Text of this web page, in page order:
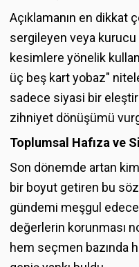
Açıklamanın en dikkat
sergileyen veya
kesimlere yönelik
üç beş kart yobaz"
sadece siyasi bir
zihniyet dönüşümü
Toplumsal Hafıza ve
Son dönemde artan
bir boyut getiren bu
gündemi meşgul
değerlerin korunması
hem seçmen bazında